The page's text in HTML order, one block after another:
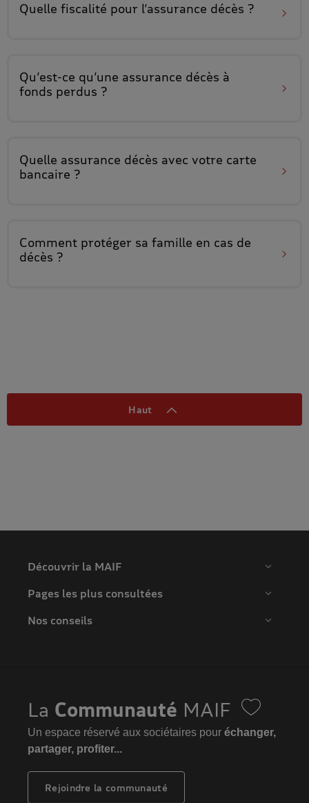
Quelle fiscalité pour l’assurance décès ?
Qu’est-ce qu’une assurance décès à
fonds perdus ?
Quelle assurance décès avec votre carte
bancaire ?
Comment protéger sa famille en cas de
décès ?
Haut
Découvrir la MAIF
Pages les plus consultées
Nos conseils
La Communauté MAIF
Un espace réservé aux sociétaires pour échanger,
partager, profiter...
Rejoindre la communauté